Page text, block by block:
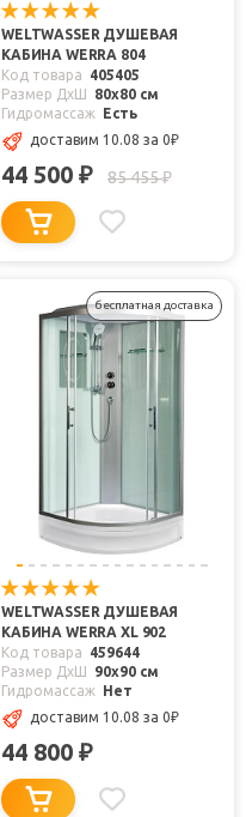
WELTWASSER ДУШЕВАЯ
КАБИНА WERRA 804
Код товара
405405
Размер ДхШ
80x80 см
Гидромассаж
Есть
доставим 10.08 за 0₽
44 500 ₽ 85 455₽
бесплатная доставка
WELTWASSER ДУШЕВАЯ
КАБИНА WERRA XL 902
Код товара
459644
Размер ДхШ
90x90 см
Гидромассаж
Нет
доставим 10.08 за 0₽
44 800 ₽